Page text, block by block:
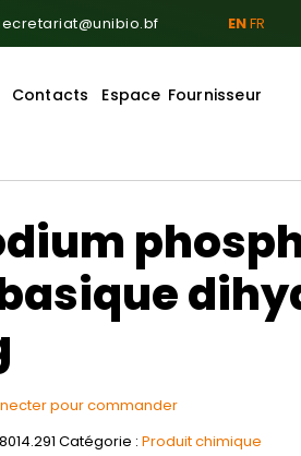
ENFR
Contacts Espace Fournisseur
pour commander
Catégorie : Produit chimique